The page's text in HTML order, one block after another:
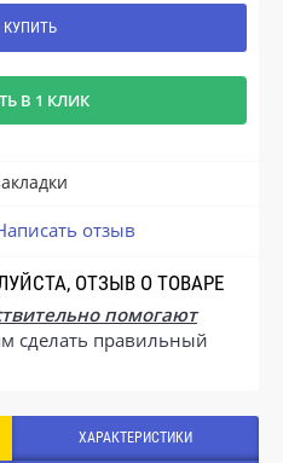
КУПИТЬ
В 1 КЛИК
отзыв
ОТЗЫВ О ТОВАРЕ
помогают
сделать правильный
ХАРАКТЕРИСТИКИ